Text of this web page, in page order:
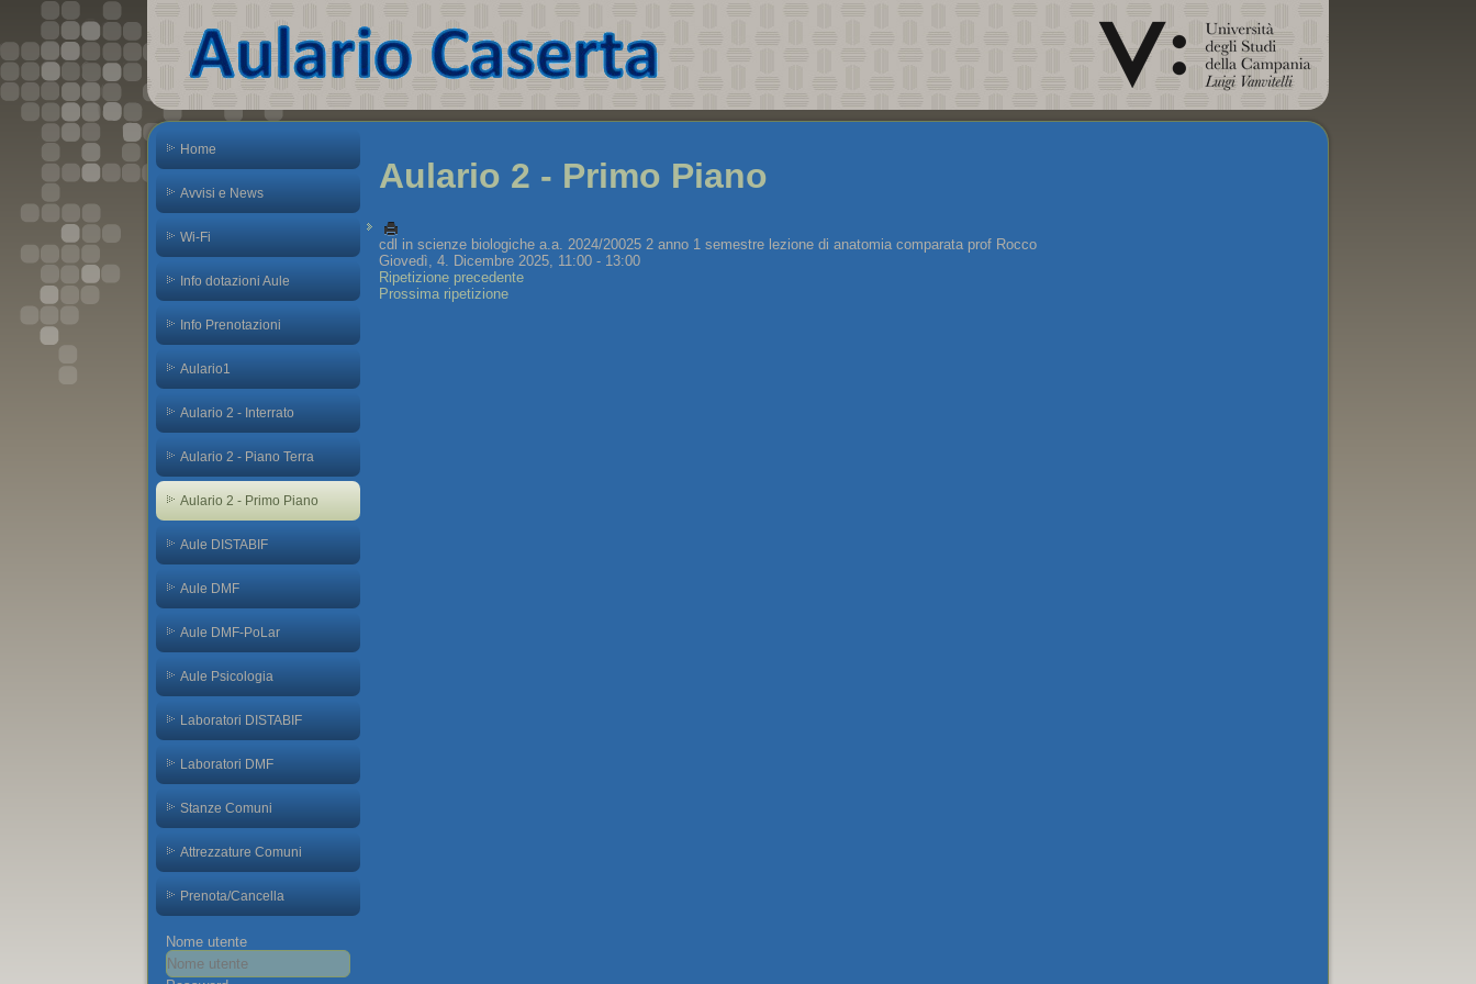
Home
Avvisi e News
Wi-Fi
Info dotazioni Aule
Info Prenotazioni
Aulario1
Aulario 2 - Interrato
Aulario 2 - Piano Terra
Aulario 2 - Primo Piano
Aule DISTABIF
Aule DMF
Aule DMF-PoLar
Aule Psicologia
Laboratori DISTABIF
Laboratori DMF
Stanze Comuni
Attrezzature Comuni
Prenota/Cancella
Nome utente
Aulario 2 - Primo Piano
cdl in scienze biologiche a.a. 2024/20025 2 anno 1 semestre lezione di anatomia comparata prof Rocco
Giovedì, 4. Dicembre 2025, 11:00 - 13:00
Ripetizione precedente
Prossima ripetizione